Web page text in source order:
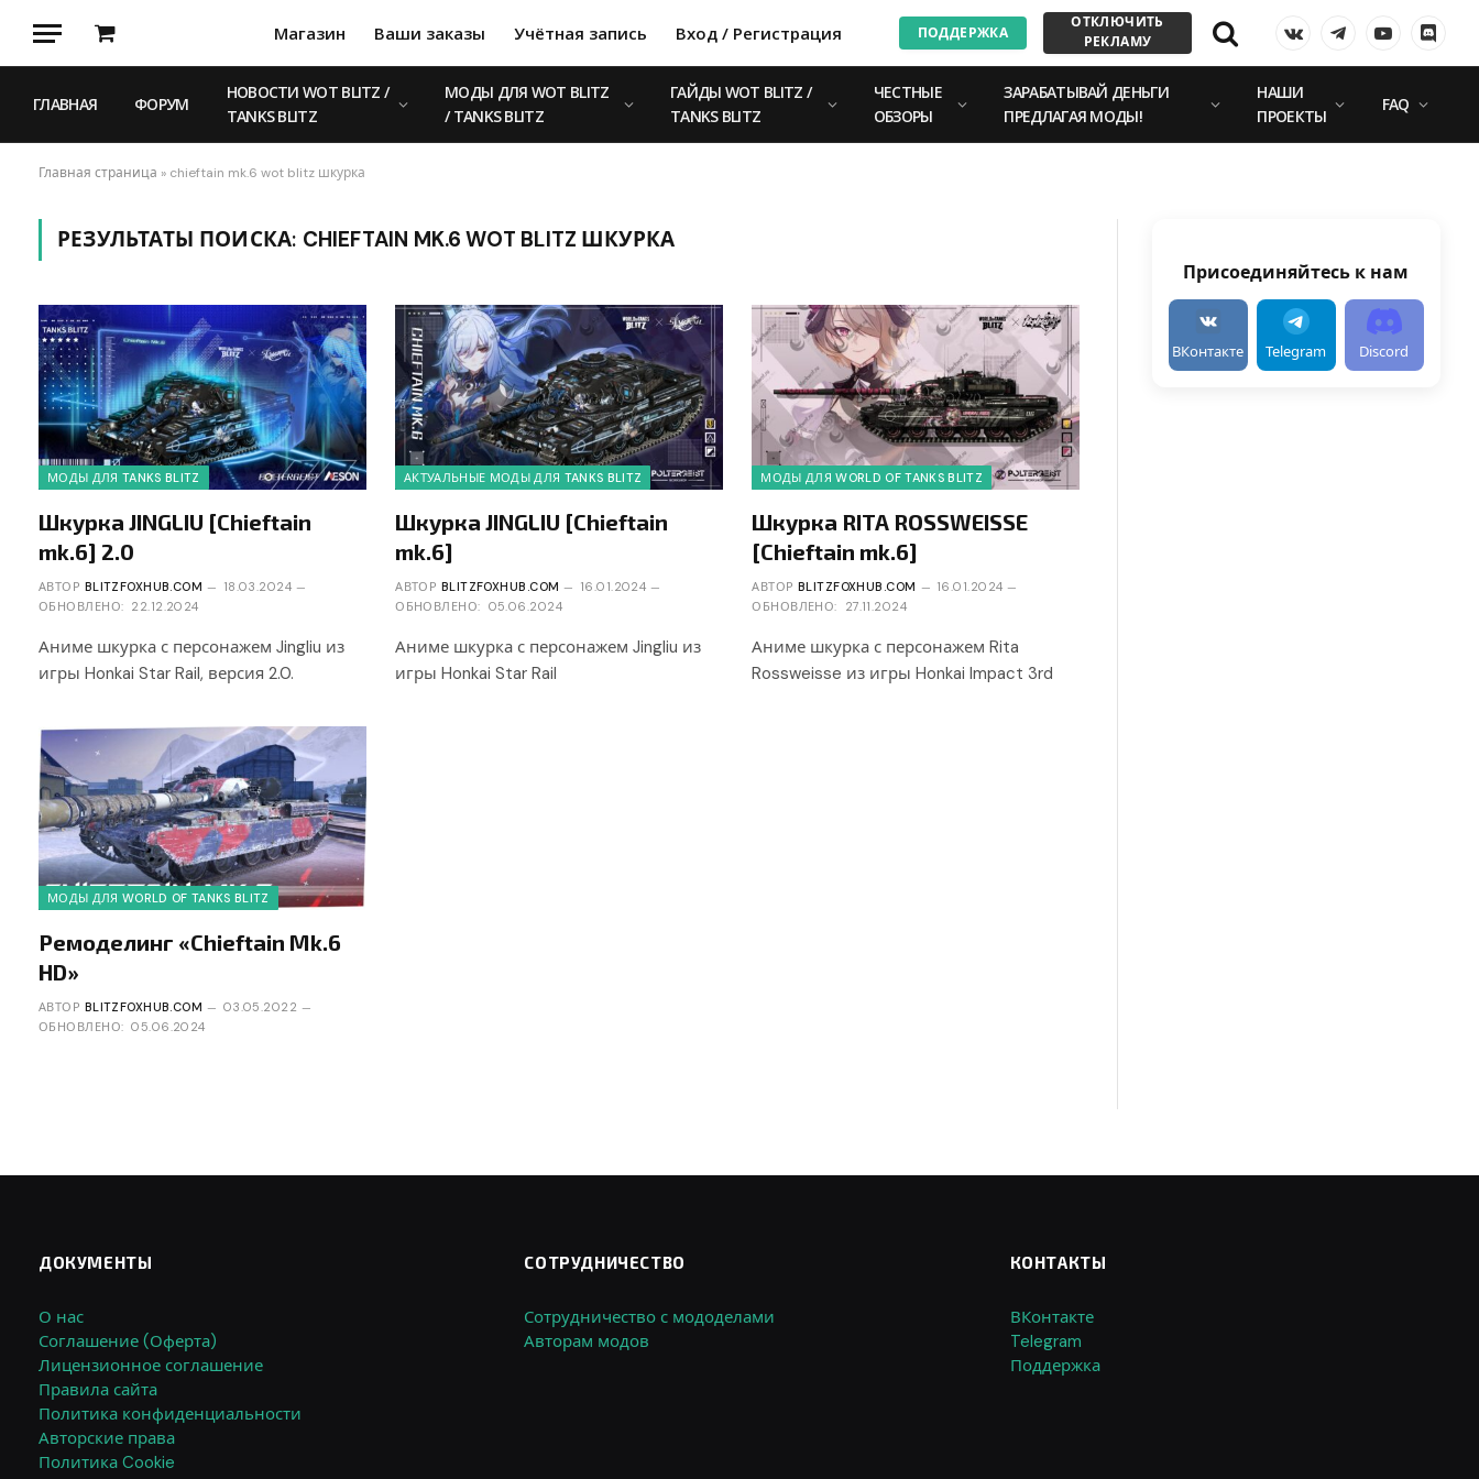
Корзина
Магазин Ваши заказы Учётная запись Вход / Регистрация ПОДДЕРЖКА
ОТКЛЮЧИТЬ
РЕКЛАМУ
VKontakteTelegramYouTube
ГЛАВНАЯ ФОРУМ
НОВОСТИ WOT BLITZ /
TANKS BLITZ
МОДЫ ДЛЯ WOT BLITZ
/ TANKS BLITZ
ГАЙДЫ WOT BLITZ /
TANKS BLITZ
ЧЕСТНЫЕ
ОБЗОРЫ
ЗАРАБАТЫВАЙ ДЕНЬГИ
ПРЕДЛАГАЯ МОДЫ!
НАШИ
ПРОЕКТЫ
FAQ
Главная страница » chieftain mk.6 wot blitz шкурка
РЕЗУЛЬТАТЫ ПОИСКА: CHIEFTAIN MK.6 WOT BLITZ ШКУРКА
МОДЫ ДЛЯ TANKS BLITZ
Шкурка JINGLIU [Chieftain
mk.6] 2.0
АВТОР BLITZFOXHUB.COM
18.03.2024
ОБНОВЛЕНО: 22.12.2024
Аниме шкурка с персонажем Jingliu из
игры Honkai Star Rail, версия 2.0.
АКТУАЛЬНЫЕ МОДЫ ДЛЯ TANKS BLITZ
Шкурка JINGLIU [Chieftain
mk.6]
АВТОР BLITZFOXHUB.COM
16.01.2024
ОБНОВЛЕНО: 05.06.2024
Аниме шкурка с персонажем Jingliu из
игры Honkai Star Rail
МОДЫ ДЛЯ WORLD OF TANKS BLITZ
Шкурка RITA ROSSWEISSE
[Chieftain mk.6]
АВТОР BLITZFOXHUB.COM
16.01.2024
ОБНОВЛЕНО:
27.11.2024
Аниме шкурка с персонажем Rita
Rossweisse из игры Honkai Impact 3rd
МОДЫ ДЛЯ WORLD OF TANKS BLITZ
Ремоделинг «Chieftain Mk.6
HD»
АВТОР BLITZFOXHUB.COM
03.05.2022
ОБНОВЛЕНО: 05.06.2024
Присоединяйтесь к нам
ВКонтакте Telegram Discord
ДОКУМЕНТЫ
О нас
Соглашение (Оферта)
Лицензионное соглашение
Правила сайта
Политика конфиденциальности
Авторские права
Политика Cookie
СОТРУДНИЧЕСТВО
Сотрудничество с мододелами
Авторам модов
КОНТАКТЫ
ВКонтакте
Telegram
Поддержка